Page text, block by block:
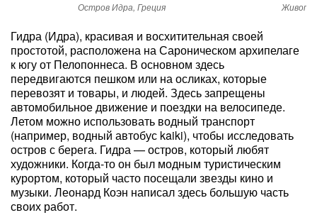
Остров Идра, Греция
Гидра (Идра), красивая и восхитительная своей
простотой, расположена на Сароническом архипелаге
к югу от Пелопоннеса. В основном здесь
передвигаются пешком или на осликах, которые
перевозят и товары, и людей. Здесь запрещены
автомобильное движение и поездки на велосипеде.
Летом можно использовать водный транспорт
(например, водный автобус kaiki), чтобы исследовать
остров с берега. Гидра — остров, который любят
художники. Когда-то он был модным туристическим
курортом, который часто посещали звезды кино и
музыки. Леонард Коэн написал здесь большую часть
своих работ.